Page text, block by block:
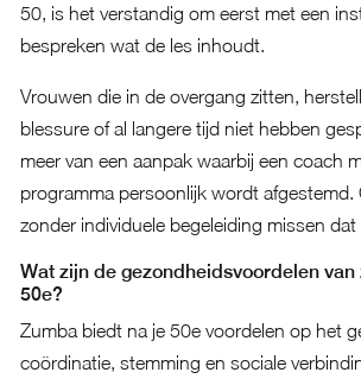
50, is het verstandig om eerst met een
bespreken wat de les inhoudt.
Vrouwen die in de overgang zitten,
blessure of al langere tijd niet hebben
meer van een aanpak waarbij een coach
programma persoonlijk wordt afgestemd.
zonder individuele begeleiding missen dat
Wat zijn de gezondheidsvoordelen van
50e?
Zumba biedt na je 50e voordelen op het
coördinatie, stemming en sociale